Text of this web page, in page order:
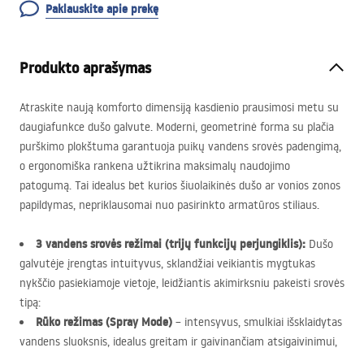
Paklauskite apie prekę
Produkto aprašymas
Atraskite naują komforto dimensiją kasdienio prausimosi metu su
daugiafunkce dušo galvute. Moderni, geometrinė forma su plačia
purškimo plokštuma garantuoja puikų vandens srovės padengimą,
o ergonomiška rankena užtikrina maksimalų naudojimo
patogumą. Tai idealus bet kurios šiuolaikinės dušo ar vonios zonos
papildymas, nepriklausomai nuo pasirinkto armatūros stiliaus.
3 vandens srovės režimai (trijų funkcijų perjungiklis): Dušo
galvutėje įrengtas intuityvus, sklandžiai veikiantis mygtukas
nykščio pasiekiamoje vietoje, leidžiantis akimirksniu pakeisti srovės
tipą:
Rūko režimas (Spray Mode) – intensyvus, smulkiai išsklaidytas
vandens sluoksnis, idealus greitam ir gaivinančiam atsigaivinimui,